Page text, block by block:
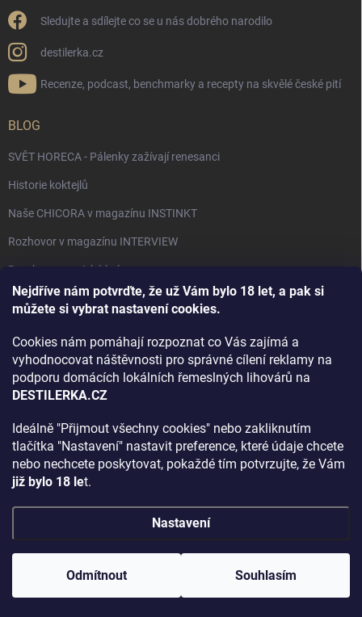
Nejdříve nám potvrďte, že už Vám bylo 18 let, a pak si
můžete si vybrat nastavení cookies.
Cookies nám pomáhají rozpoznat co Vás zajímá a
vyhodnocovat náštěvnosti pro správné cílení reklamy na
podporu domácích lokálních řemeslných lihovárů na
DESTILERKA.CZ
Ideálně "Přijmout všechny cookies" nebo zakliknutím
tlačítka "Nastavení" nastavit preference, které údaje chcete
nebo nechcete poskytovat, pokaždé tím potvrzujte, že Vám
již bylo 18 let.
Nastavení
Odmítnout Souhlasím
Sledujte a sdílejte co se u nás dobrého narodilo
destilerka.cz
Recenze, podcast, benchmarky a recepty na skvělé české pití
BLOG
SVĚT HORECA - Pálenky zažívají renesanci
Historie koktejlů
Naše CHICORA v magazínu INSTINKT
Rozhovor v magazínu INTERVIEW
Bourbon, americká krása.
Napsali v TÝDNU o naší práci
Rozhovor s DESTILERKA.CZ v magazínu DRINKING-CAT
Jak vybrat dárek na Vánoce
Archiv
Vytvořil Shoptet
Copyright 2026DESTILERKA.CZ. Všechna práva vyhrazena.Upravit